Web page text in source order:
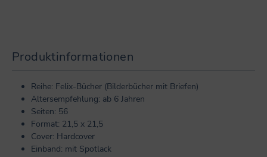
Produktinformationen
Reihe: Felix-Bücher (Bilderbücher mit Briefen)
Altersempfehlung: ab 6 Jahren
Seiten: 56
Format: 21,5 x 21,5
Cover: Hardcover
Einband: mit Spotlack